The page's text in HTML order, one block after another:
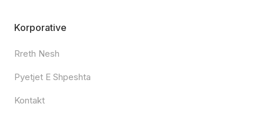
Korporative
Rreth Nesh
Pyetjet E Shpeshta
Kontakt